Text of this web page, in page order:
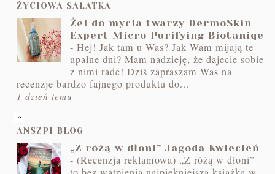
ŻYCIOWA SAŁATKA
Żel do mycia twarzy DermoSkin
Expert Micro Purifying Biotaniqe
-Hej! Jak tam u Was? Jak Wam mijają te
upalne dni? Mam nadzieję, że dajecie sobie
z nimi rade! Dziś zapraszam Was na
recenzje bardzo fajnego produktu do...
1 dzień temu
ANSZPI BLOG
„Z różą w dłoni” Jagoda Kwiecień
-(Recenzja reklamowa) „Z różą w dłoni”